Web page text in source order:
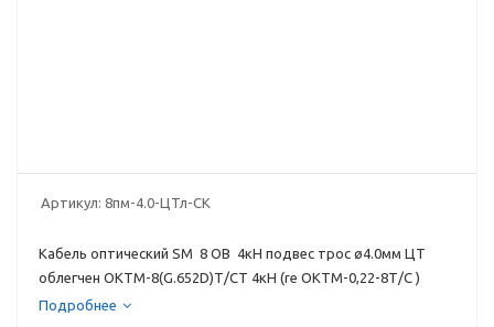
Артикул: 8пм-4.0-ЦТл-СК
Кабель оптический SM 8 ОВ 4кН подвес трос ø4.0мм ЦТ
облегчен ОКТМ-8(G.652D)Т/СТ 4кН (re ОКТМ-0,22-8Т/С )
Подробнее